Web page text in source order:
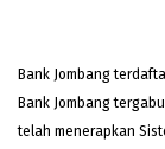
Bank Jombang
Bank Jombang
telah menerapkan